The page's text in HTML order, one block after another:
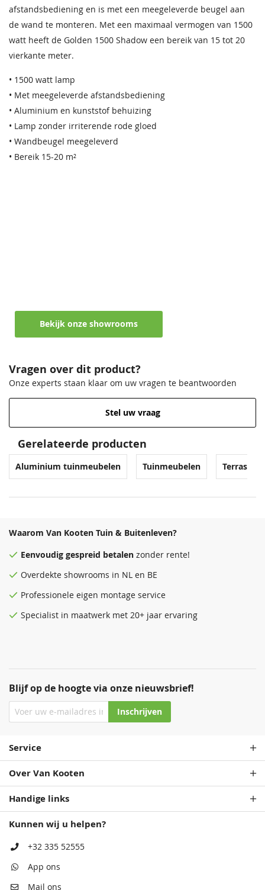
afstandsbediening en is met een meegeleverde beugel aan
de wand te monteren. Met een maximaal vermogen van 1500
watt heeft de Golden 1500 Shadow een bereik van 15 tot 20
vierkante meter.
• 1500 watt lamp
• Met meegeleverde afstandsbediening
• Aluminium en kunststof behuizing
• Lamp zonder irriterende rode gloed
• Wandbeugel meegeleverd
• Bereik 15-20 m²
Bekijk onze showrooms
Vragen over dit product?
Onze experts staan klaar om uw vragen te beantwoorden
Stel uw vraag
Gerelateerde producten
Aluminium tuinmeubelen Tuinmeubelen
Blijf op de hoogte via onze nieuwsbrief!
Inschrijven
Waarom Van Kooten Tuin & Buitenleven?
Eenvoudig gespreid betalen zonder rente!
Overdekte showrooms in NL en BE
Professionele eigen montage service
Specialist in maatwerk met 20+ jaar ervaring
Service
Over Van Kooten
Handige links
Kunnen wij u helpen?
+32 335 52555
App ons
Mail ons